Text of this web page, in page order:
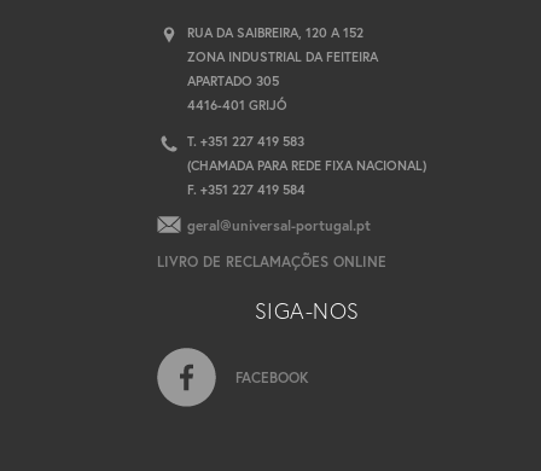
RUA DA SAIBREIRA, 120 A 152
ZONA INDUSTRIAL DA FEITEIRA
APARTADO 305
4416-401 GRIJÓ
T. +351 227 419 583
(CHAMADA PARA REDE FIXA NACIONAL)
F. +351 227 419 584
geral@universal-portugal.pt
LIVRO DE RECLAMAÇÕES ONLINE
SIGA-NOS
FACEBOOK